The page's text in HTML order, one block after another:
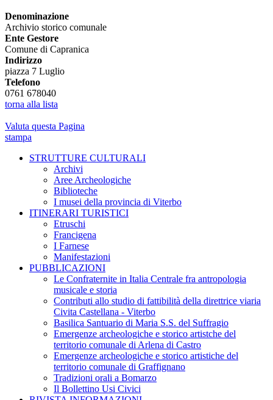
Denominazione
Archivio storico comunale
Ente Gestore
Comune di Capranica
Indirizzo
piazza 7 Luglio
Telefono
0761 678040
torna alla lista
Valuta questa Pagina
stampa
STRUTTURE CULTURALI
Archivi
Aree Archeologiche
Biblioteche
I musei della provincia di Viterbo
ITINERARI TURISTICI
Etruschi
Francigena
I Farnese
Manifestazioni
PUBBLICAZIONI
Le Confraternite in Italia Centrale fra antropologia
musicale e storia
Contributi allo studio di fattibilità della direttrice viaria
Civita Castellana - Viterbo
Basilica Santuario di Maria S.S. del Suffragio
Emergenze archeologiche e storico artistche del
territorio comunale di Arlena di Castro
Emergenze archeologiche e storico artistiche del
territorio comunale di Graffignano
Tradizioni orali a Bomarzo
Il Bollettino Usi Civici